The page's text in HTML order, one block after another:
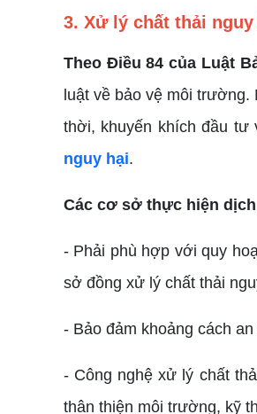
3. Xử lý chất thải
Theo Điều 84 của Luật
luật về bảo vệ môi
thời, khuyến khích đầu
nguy hại.
Các cơ sở thực hiện
- Phải phù hợp với quy
sở đồng xử lý chất thải
- Bảo đảm khoảng cách
- Công nghệ xử lý chất
thân thiện môi trường, kỹ